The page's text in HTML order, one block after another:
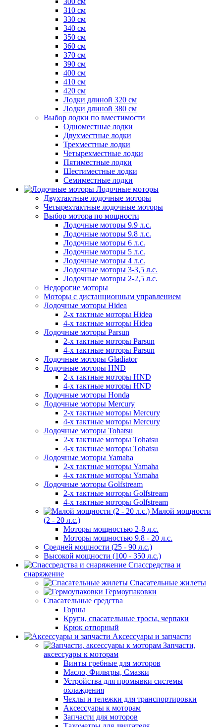
310 см
330 см
340 см
350 см
360 см
370 см
390 см
400 см
410 см
420 см
Лодки длиной 320 см
Лодки длиной 380 см
Выбор лодки по вместимости
Одноместные лодки
Двухместные лодки
Трехместные лодки
Четырехместные лодки
Пятиместные лодки
Шестиместные лодки
Семиместные лодки
Лодочные моторы
Двухтактные лодочные моторы
Четырехтактные лодочные моторы
Выбор мотора по мощности
Лодочные моторы 9.9 л.с.
Лодочные моторы 9.8 л.с.
Лодочные моторы 6 л.с.
Лодочные моторы 5 л.с.
Лодочные моторы 4 л.с.
Лодочные моторы 3-3,5 л.с.
Лодочные моторы 2-2,5 л.с.
Недорогие моторы
Моторы с дистанционным управлением
Лодочные моторы Hidea
2-х тактные моторы Hidea
4-х тактные моторы Hidea
Лодочные моторы Parsun
2-х тактные моторы Parsun
4-х тактные моторы Parsun
Лодочные моторы Gladiator
Лодочные моторы HND
2-х тактные моторы HND
4-х тактные моторы HND
Лодочные моторы Honda
Лодочные моторы Mercury
2-х тактные моторы Mercury
4-х тактные моторы Mercury
Лодочные моторы Tohatsu
2-х тактные моторы Tohatsu
4-х тактные моторы Tohatsu
Лодочные моторы Yamaha
2-х тактные моторы Yamaha
4-х тактные моторы Yamaha
Лодочные моторы Golfstream
2-х тактные моторы Golfstream
4-х тактные моторы Golfstream
Малой мощности
(2 - 20 л.с.)
Моторы мощностью 2-8 л.с.
Моторы мощностью 9.8 - 20 л.с.
Средней мощности (25 - 90 л.с.)
Высокой мощности (100 - 350 л.с.)
Спассредства и
снаряжение
Спасательные жилеты
Гермоупаковки
Спасательные средства
Горны
Круги, спасательные тросы, черпаки
Крюк отпорный
Аксессуары и запчасти
Запчасти,
аксессуары к моторам
Винты гребные для моторов
Масло, Фильтры, Смазки
Устройства для промывки системы
охлаждения
Чехлы и тележки для транспортировки
Аксессуары к моторам
Запчасти для моторов